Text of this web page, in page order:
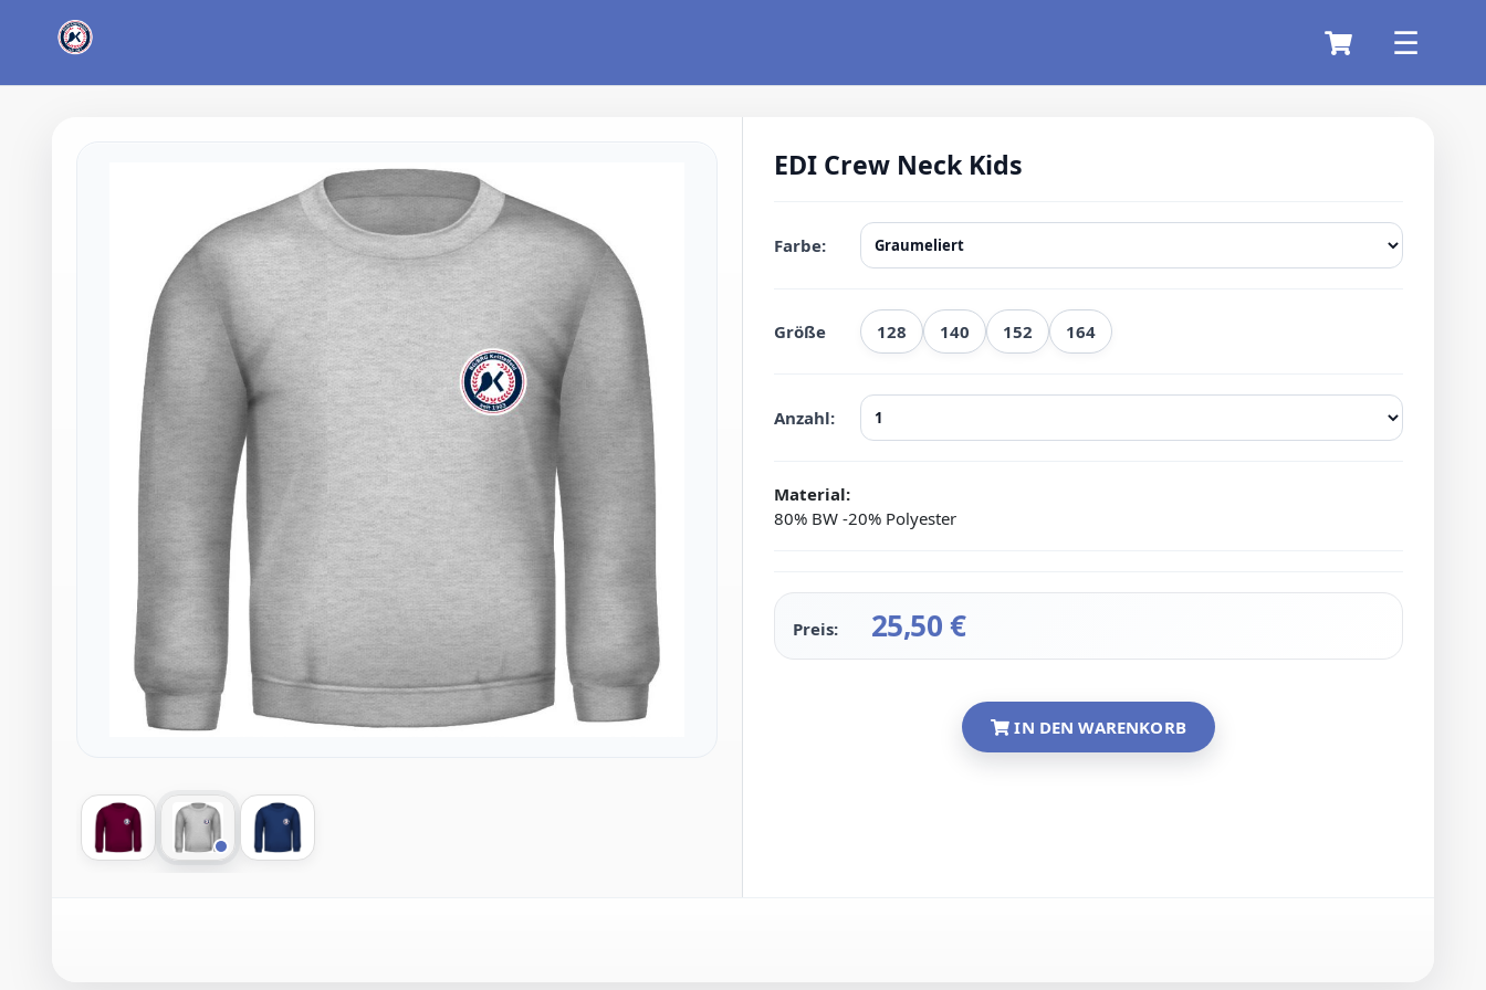
EDI Crew Neck Kids
Farbe:
Größe 128 140 152 164
Anzahl:
Material:
80% BW -20% Polyester
Preis: 25,50€
IN DEN WARENKORB